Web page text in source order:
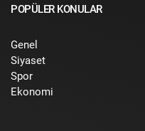
POPÜLER KONULAR
Genel
Siyaset
Spor
Ekonomi